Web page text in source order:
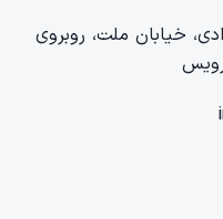
خیابان ملت، روبروی